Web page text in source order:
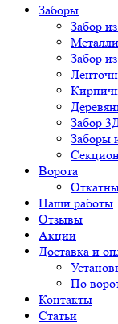
Заборы
Забор
Забор
Забор
Заборы
Ворота
Наши работы
Отзывы
Акции
Доставка и
По
Контакты
Статьи